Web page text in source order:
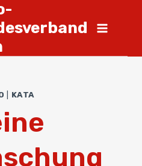
KATA